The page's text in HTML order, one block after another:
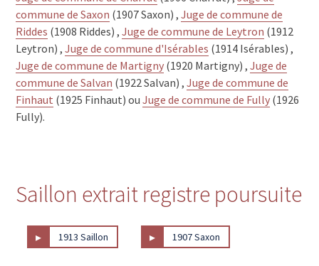
commune de Saxon (1907 Saxon) ,Juge de commune de
Riddes (1908 Riddes) ,Juge de commune de Leytron (1912
Leytron) ,Juge de commune d'Isérables (1914 Isérables) ,
Juge de commune de Martigny (1920 Martigny) ,Juge de
commune de Salvan (1922 Salvan) ,Juge de commune de
Finhaut (1925 Finhaut) ouJuge de commune de Fully (1926
Fully).
Saillon extrait registre poursuite
▸ 1913 Saillon ▸ 1907 Saxon